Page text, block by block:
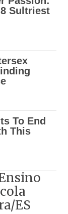
ES